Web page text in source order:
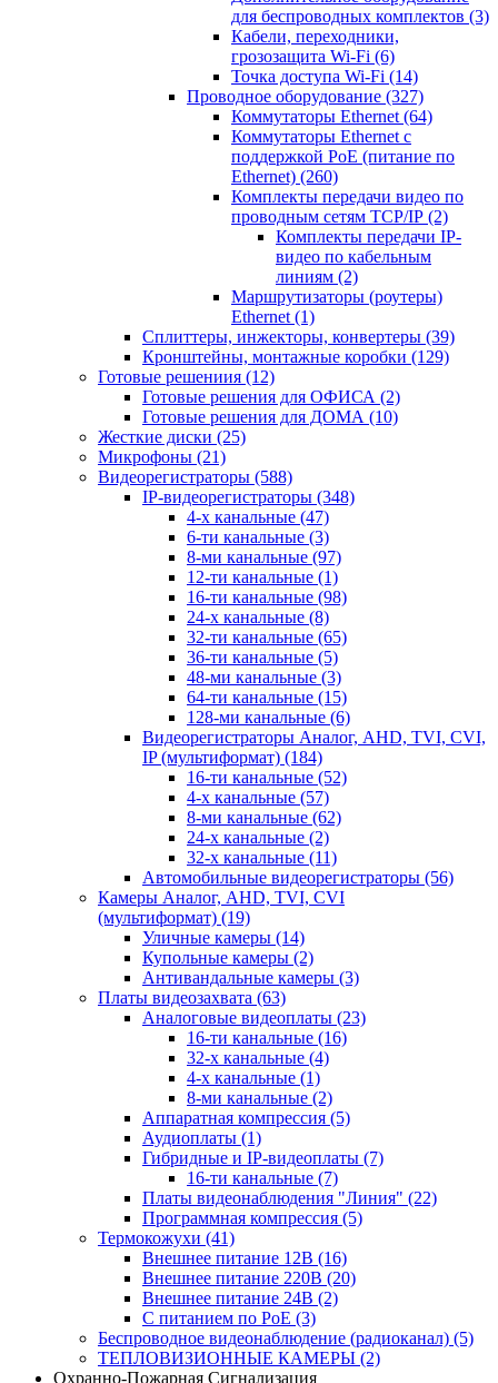
для беспроводных комплектов (3)
Кабели, переходники,
грозозащита Wi-Fi (6)
Точка доступа Wi-Fi (14)
Проводное оборудование (327)
Коммутаторы Ethernet (64)
Коммутаторы Ethernet с
поддержкой PoE (питание по
Ethernet) (260)
Комплекты передачи видео по
проводным сетям TCP/IP (2)
Комплекты передачи IP-
видео по кабельным
линиям (2)
Маршрутизаторы (роутеры)
Ethernet (1)
Сплиттеры, инжекторы, конвертеры (39)
Кронштейны, монтажные коробки (129)
Готовые решениия (12)
Готовые решения для ОФИСА (2)
Готовые решения для ДОМА (10)
Жесткие диски (25)
Микрофоны (21)
Видеорегистраторы (588)
IP-видеорегистраторы (348)
4-х канальные (47)
6-ти канальные (3)
8-ми канальные (97)
12-ти канальные (1)
16-ти канальные (98)
24-х канальные (8)
32-ти канальные (65)
36-ти канальные (5)
48-ми канальные (3)
64-ти канальные (15)
128-ми канальные (6)
Видеорегистраторы Аналог, AHD, TVI, CVI,
IP (мультиформат) (184)
16-ти канальные (52)
4-х канальные (57)
8-ми канальные (62)
24-х канальные (2)
32-х канальные (11)
Автомобильные видеорегистраторы (56)
Камеры Аналог, AHD, TVI, CVI
(мультиформат) (19)
Уличные камеры (14)
Купольные камеры (2)
Антивандальные камеры (3)
Платы видеозахвата (63)
Аналоговые видеоплаты (23)
16-ти канальные (16)
32-х канальные (4)
4-х канальные (1)
8-ми канальные (2)
Аппаратная компрессия (5)
Аудиоплаты (1)
Гибридные и IP-видеоплаты (7)
16-ти канальные (7)
Платы видеонаблюдения "Линия" (22)
Программная компрессия (5)
Термокожухи (41)
Внешнее питание 12В (16)
Внешнее питание 220В (20)
Внешнее питание 24В (2)
С питанием по PoE (3)
Беспроводное видеонаблюдение (радиоканал) (5)
ТЕПЛОВИЗИОННЫЕ КАМЕРЫ (2)
Охранно-Пожарная Сигнализация